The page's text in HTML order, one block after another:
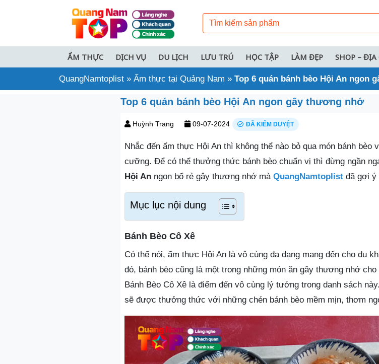
ẨM THỰC DỊCH VỤ DU LỊCH LƯU TRÚ HỌC TẬP LÀM ĐẸP SHOP – ĐỊA
QuangNamtoplist » Ẩm thực tại Quảng Nam » Top 6 quán bánh bèo Hội An ngon
Top 6 quán bánh bèo Hội An ngon gây thương nhớ
Huỳnh Trang 09-07-2024 ĐÃ KIỂM DUYỆT
Nhắc đến ẩm thực Hội An thì không thể nào bỏ qua món bánh
cưỡng. Để có thể thưởng thức bánh bèo chuẩn vị thì đừng ngần
Hội An ngon bổ rẻ gây thương nhớ mà QuangNamtoplist đã gợi ý
Mục lục nội dung
Bánh Bèo Cô Xê
Có thể nói, ẩm thực Hội An là vô cùng đa dạng mang đến cho du
đó, bánh bèo cũng là một trong những món ăn gây thương nhớ
Bánh Bèo Cô Xê là điểm đến vô cùng lý tưởng trong danh sách
sẽ được thưởng thức với những chén bánh bèo mềm mịn, thơm